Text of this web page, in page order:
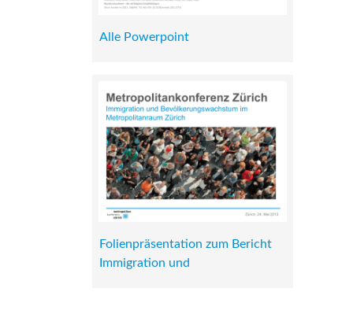
Alle Powerpoint
Folienpräsentation zum Bericht
Immigration und